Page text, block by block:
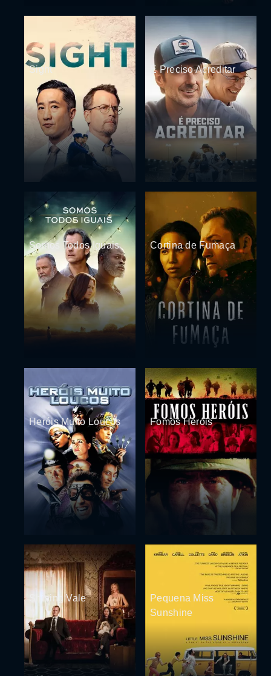
Sight É Preciso Acreditar
Somos Todos Iguais Cortina de Fumaça
Heróis Muito Loucos Fomos Heróis
Shining Vale
Pequena Miss
Sunshine